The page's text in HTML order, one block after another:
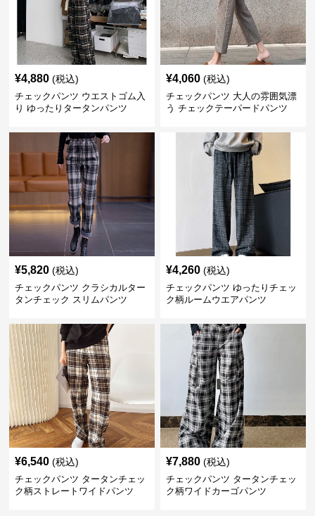
¥4,880 (税込)
チェックパンツ ウエストゴム入
り ゆったりタータンパンツ
¥4,060 (税込)
チェックパンツ 大人の雰囲気漂
う チェックテーパードパンツ
¥5,820 (税込)
チェックパンツ クラシカルター
タンチェック スリムパンツ
¥4,260 (税込)
チェックパンツ ゆったりチェッ
ク柄ルームウエアパンツ
¥6,540 (税込)
チェックパンツ タータンチェッ
ク柄ストレートワイドパンツ
¥7,880 (税込)
チェックパンツ タータンチェッ
ク柄ワイドカーゴパンツ